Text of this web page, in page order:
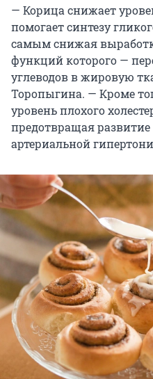
— Корица снижает
помогает синтезу
самым снижая
функций которого —
углеводов в жировую
Торопыгина. — Кроме
уровень плохого
предотвращая развитие
артериальной